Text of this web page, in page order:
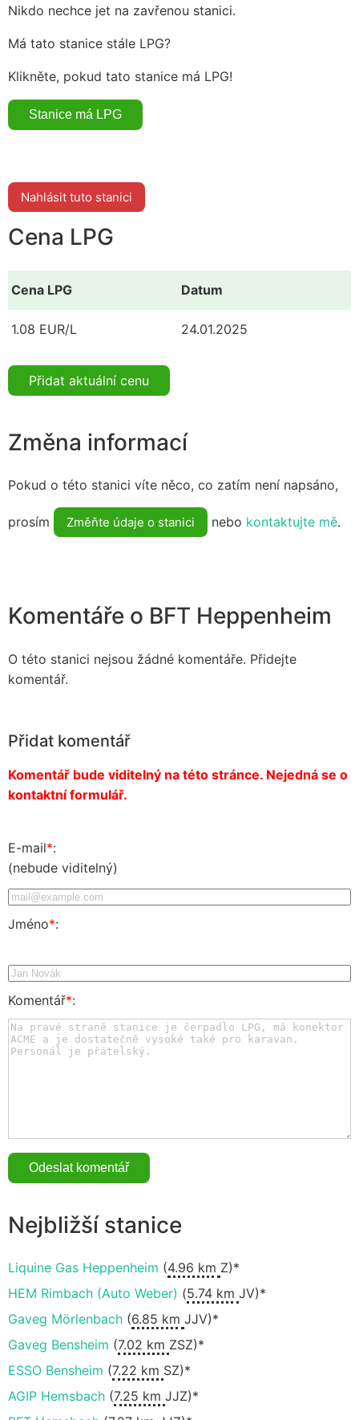
Nikdo nechce jet na zavřenou stanici.
Má tato stanice stále LPG?
Klikněte, pokud tato stanice má LPG!
Nahlásit tuto stanici
Cena LPG
Cena LPG Datum
1.08 EUR/L 24.01.2025
Přidat aktuální cenu
Změna informací
Pokud o této stanici víte něco, co zatím není napsáno,
prosím Změňte údaje o stanici nebo kontaktujte mě.
Komentáře o BFT Heppenheim
O této stanici nejsou žádné komentáře. Přidejte
komentář.
Přidat komentář
Komentář bude viditelný na této stránce. Nejedná se o
kontaktní formulář.
E-mail*:
(nebude viditelný)
Jméno*:
Komentář*:
Nejbližší stanice
Liquine Gas Heppenheim (4.96 km Z)*
HEM Rimbach (Auto Weber) (5.74 km JV)*
Gaveg Mörlenbach (6.85 km JJV)*
Gaveg Bensheim (7.02 km ZSZ)*
ESSO Bensheim (7.22 km SZ)*
AGIP Hemsbach (7.25 km JJZ)*